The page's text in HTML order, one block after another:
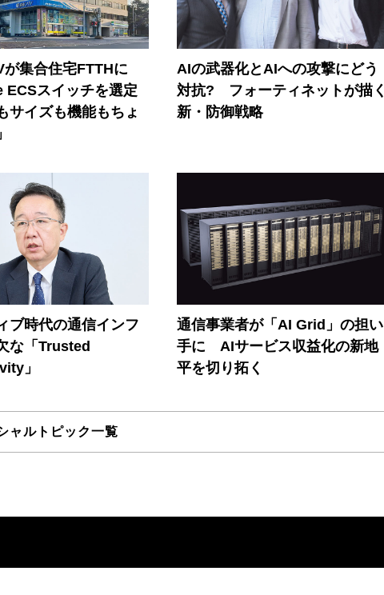
が集合住宅FTTHに
ECSスイッチを選定
サイズも機能もちょ
AIの武器化とAIへの攻撃にどう
対抗? フォーティネットが描く
新・防御戦略
ブ時代の通信インフ
な「Trusted
」
通信事業者が「AI Grid」の担い
手に AIサービス収益化の新地
平を切り拓く
ャルトピック一覧